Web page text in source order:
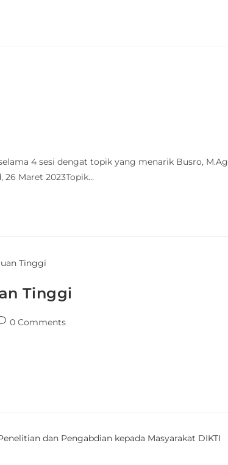
4 sesi dengat topik yang menarik Busro, M.Ag
26 Maret 2023Topik…
Tinggi
0 Comments